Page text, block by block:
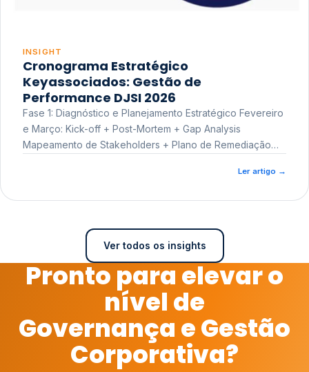
INSIGHT
Cronograma Estratégico
Keyassociados: Gestão de
Performance DJSI 2026
Fase 1: Diagnóstico e Planejamento Estratégico Fevereiro
e Março: Kick-off + Post-Mortem + Gap Analysis
Mapeamento de Stakeholders + Plano de Remediação
Ler artigo →
Ver todos os insights
Pronto para elevar o
nível de
Governança e Gestão
Corporativa?